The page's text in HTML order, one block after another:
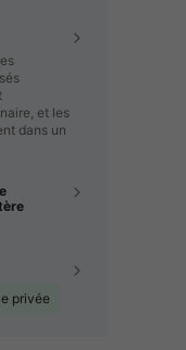
et les
dans un
privée